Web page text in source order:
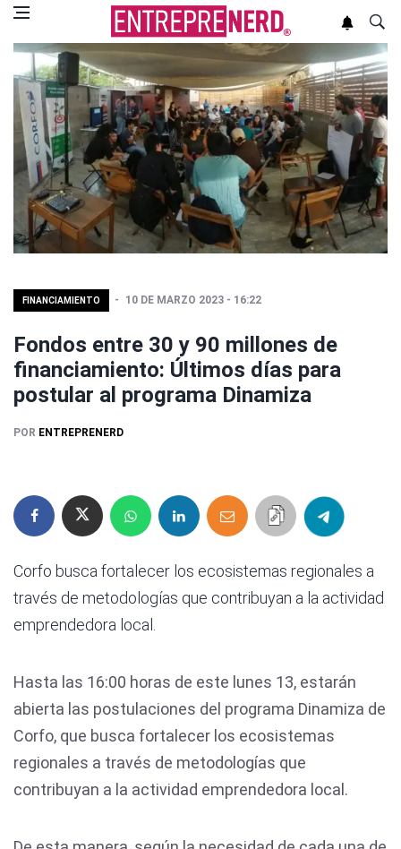
FINANCIAMIENTO 10 DE MARZO 2023 - 16:22
Fondos entre 30 y 90 millones de
financiamiento: Últimos días para
postular al programa Dinamiza
POR ENTREPRENERD
Corfo busca fortalecer los ecosistemas regionales a
través de metodologías que contribuyan a la actividad
emprendedora local.
Hasta las 16:00 horas de este lunes 13, estarán
abierta las postulaciones del programa Dinamiza de
Corfo, que busca fortalecer los ecosistemas
regionales a través de metodologías que
contribuyan a la actividad emprendedora local.